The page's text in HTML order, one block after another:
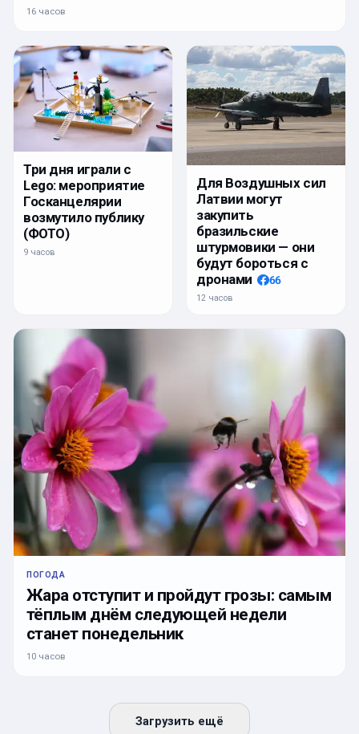
16 часов
Три дня играли с
Lego: мероприятие
Госканцелярии
возмутило публику
(ФОТО)
9 часов
Для Воздушных сил
Латвии могут
закупить
бразильские
штурмовики — они
будут бороться с
дронами
66
12 часов
ПОГОДА
Жара отступит и пройдут грозы: самым
тёплым днём следующей недели
станет понедельник
10 часов
Загрузить ещё